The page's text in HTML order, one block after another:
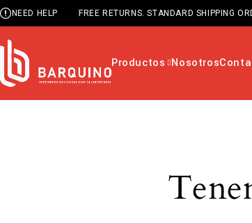
NEED HELP FREE RETURNS. STANDARD SHIPPING
Productos Nosotros